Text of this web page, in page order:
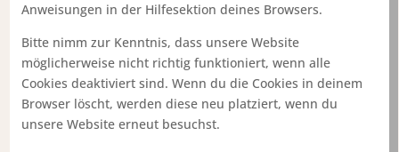
Anweisungen in der Hilfesektion deines Browsers.
Bitte nimm zur Kenntnis, dass unsere Website
möglicherweise nicht richtig funktioniert, wenn alle
Cookies deaktiviert sind. Wenn du die Cookies in deinem
Browser löscht, werden diese neu platziert, wenn du
unsere Website erneut besuchst.